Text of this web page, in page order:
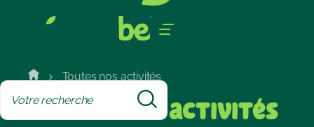
Toutes nos activités
Toutesnos activités
Cookies management panel